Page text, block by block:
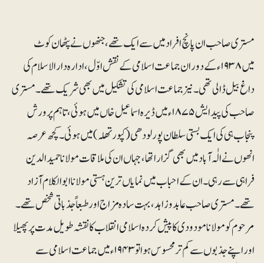
مستری صاحب ان پانچ افراد میں سے ایک تھے، جنھوں نے پٹھان کوٹ
میں ۱۹۳۸ء کے دوران جماعت اسلامی کے نقش اوّل، ادارہ دارالاسلام کی
داغ بیل ڈالی تھی۔ نیز جماعت اسلامی کی تشکیل میں بھی شریک تھے۔ مستری
صاحب کی پیدایش ۱۸۷۵ء میں ڈیرہ اسماعیل خاں میں ہوئی، تاہم پرورش
پنجاب ہی کی ایک بستی سلطان پور لودھی (کپورتھلہ)میں ہوئی۔ کچھ عرصہ
انھوں نے الٰہ آباد میں بھی گزارا تھا، جہاں ان کی ملاقات مولانا حمیدالدین
فراہی سے رہی۔ ان کے احباب میں نمایاں ترین ہستی مولانا ابوالکلام آزاد
تھے۔ مستری صاحب عابد و زاہد، بہت سادہ مزاج اور طبعاً جذباتی شخص تھے۔
مرحوم کو مولانا مودودی کا پیش کردہ اسلامی انقلاب کا نقشہ طویل مدت پر پھیلا
اور اپنے جذبوں سے کم تر محسوس ہوا تو ۱۹۴۳ء میں جماعت اسلامی سے